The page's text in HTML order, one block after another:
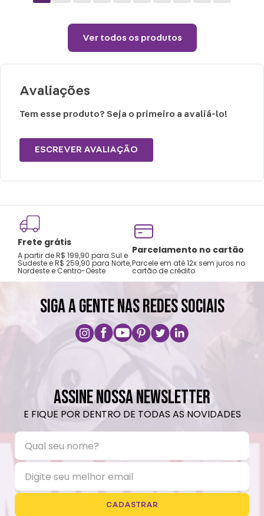
Não utilizar produtos químicos ou
abrasivos.
Ver todos os produtos
Avaliações
Tem esse produto? Seja o primeiro a avaliá-lo!
ESCREVER AVALIAÇÃO
Frete grátis
A partir de R$ 199,90 para Sul e
Sudeste e R$ 259,90 para Norte,
Nordeste e Centro-Oeste
Parcelamento no cartão
Parcele em até 12x sem juros no
cartão de crédito
SIGA A GENTE NAS REDES SOCIAIS
ASSINE NOSSA NEWSLETTER
E FIQUE POR DENTRO DE TODAS AS NOVIDADES
CADASTRAR